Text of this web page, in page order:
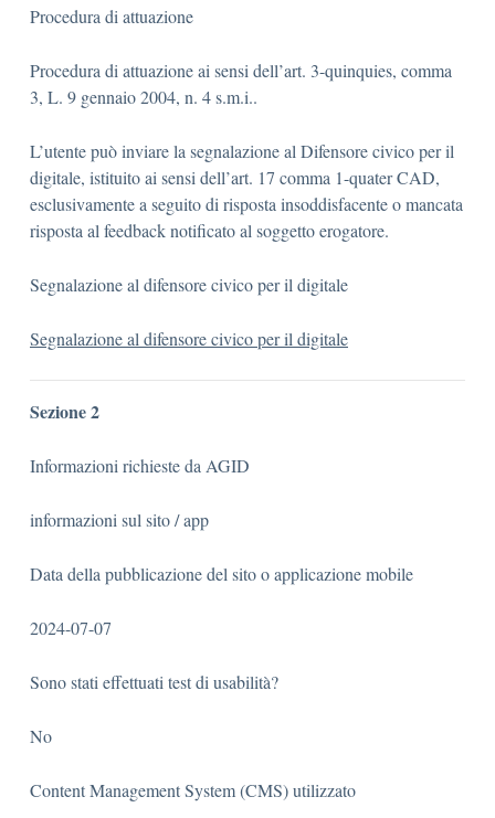
Procedura di attuazione
Procedura di attuazione ai sensi dell’art. 3-quinquies, comma
3, L. 9 gennaio 2004, n. 4 s.m.i..
L’utente può inviare la segnalazione al Difensore civico per il
digitale, istituito ai sensi dell’art. 17 comma 1-quater CAD,
esclusivamente a seguito di risposta insoddisfacente o mancata
risposta al feedback notificato al soggetto erogatore.
Segnalazione al difensore civico per il digitale
Segnalazione al difensore civico per il digitale
Sezione 2
Informazioni richieste da AGID
informazioni sul sito / app
Data della pubblicazione del sito o applicazione mobile
2024-07-07
Sono stati effettuati test di usabilità?
No
Content Management System (CMS) utilizzato